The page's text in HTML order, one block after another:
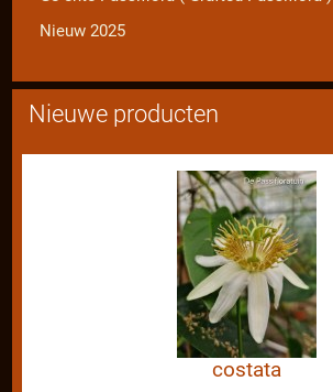
Nieuw 2025
Nieuwe producten
costata